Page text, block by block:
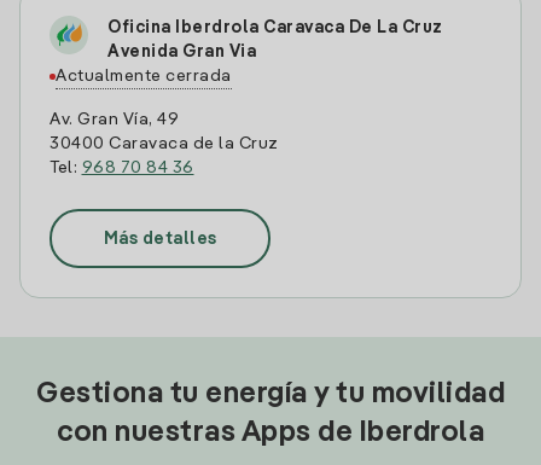
Oficina Iberdrola Caravaca De La Cruz
Avenida Gran Via
Actualmente cerrada
Av. Gran Vía, 49
30400 Caravaca de la Cruz
Tel: 968 70 84 36
Más detalles
Gestiona tu energía y tu movilidad
con nuestras Apps de Iberdrola